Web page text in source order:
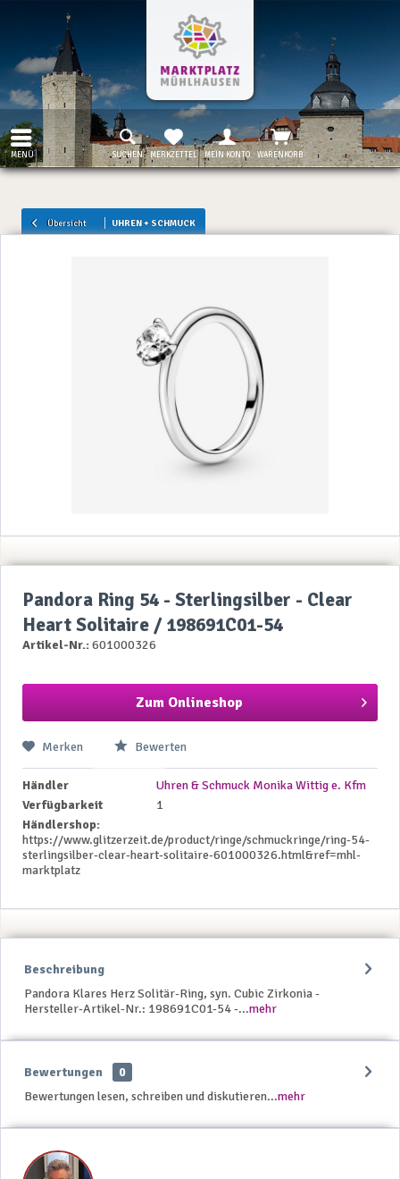
MENÜ SUCHEN MERKZETTEL MEIN KONTO WARENKORB
Übersicht UHREN + SCHMUCK
Pandora Ring 54 - Sterlingsilber - Clear
Heart Solitaire / 198691C01-54
Artikel-Nr.:601000326
Zum Onlineshop
Merken Bewerten
Händler
Uhren & Schmuck Monika Wittig e. Kfm
Verfügbarkeit
1
Händlershop:
https://www.glitzerzeit.de/product/ringe/schmuckringe/ring-54-
sterlingsilber-clear-heart-solitaire-601000326.html&ref=mhl-
marktplatz
Beschreibung
Pandora Klares Herz Solitär-Ring, syn. Cubic Zirkonia -
Hersteller-Artikel-Nr.: 198691C01-54 -...mehr
Bewertungen
0
Bewertungen lesen, schreiben und diskutieren...mehr